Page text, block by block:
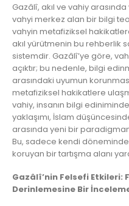
Gazâlî, akıl ve vahiy
vahyi merkez alan bir bilgi
vahyin metafiziksel
akıl yürütmenin bu rehberlik
sistemdir. Gazâlî’ye göre,
açıktır; bu nedenle, bilgi
arasındaki uyumun
metafiziksel hakikatlere
vahiy, insanın bilgi
yaklaşımı, İslam
arasında yeni bir
Bu, sadece kendi
koruyan bir tartışma alanı
Gazâlî’nin Felsefi Etkileri:
Derinlemesine Bir